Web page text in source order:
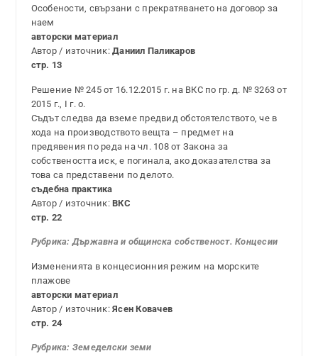
Особености, свързани с прекратяването на договор за
наем
авторски материал
Автор / източник:Даниил Паликаров
стр. 13
Решение № 245 от 16.12.2015 г. на ВКС по гр. д. № 3263 от
2015 г., І г. о.
Съдът следва да вземе предвид обстоятелството, че в
хода на производството вещта – предмет на
предявения по реда на чл. 108 от Закона за
собствеността иск, е погинала, ако доказателства за
това са представени по делото.
съдебна практика
Автор / източник:ВКС
стр. 22
Рубрика:Държавна и общинска собственост. Концесии
Измененията в концесионния режим на морските
плажове
авторски материал
Автор / източник:Ясен Ковачев
стр. 24
Рубрика: Земеделски земи